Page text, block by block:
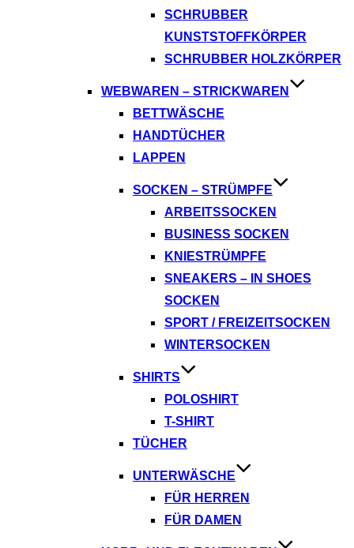
SCHRUBBER
KUNSTSTOFFKÖRPER
SCHRUBBER HOLZKÖRPER
WEBWAREN – STRICKWAREN
BETTWÄSCHE
HANDTÜCHER
LAPPEN
SOCKEN – STRÜMPFE
ARBEITSSOCKEN
BUSINESS SOCKEN
KNIESTRÜMPFE
SNEAKERS – IN SHOES
SOCKEN
SPORT / FREIZEITSOCKEN
WINTERSOCKEN
SHIRTS
POLOSHIRT
T-SHIRT
TÜCHER
UNTERWÄSCHE
FÜR HERREN
FÜR DAMEN